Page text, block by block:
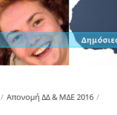
/ Απονομή ΔΔ & ΜΔΕ 2016 /